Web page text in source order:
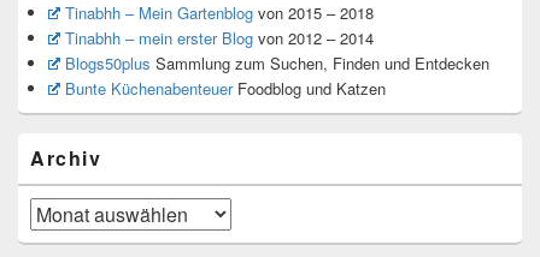
Tinabhh – Mein Gartenblogvon 2015 – 2018
Tinabhh – mein erster Blogvon 2012 – 2014
Blogs50plus Sammlung zum Suchen, Finden und Entdecken
Bunte KüchenabenteuerFoodblog und Katzen
Archiv
Archiv